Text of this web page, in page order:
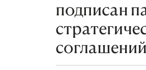
подписан
соглашений